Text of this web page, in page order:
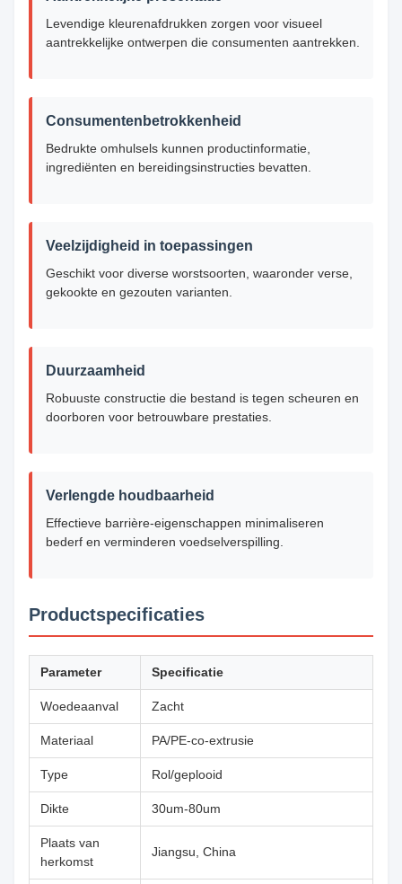
Levendige kleurenafdrukken zorgen voor visueel
aantrekkelijke ontwerpen die consumenten aantrekken.
Consumentenbetrokkenheid
Bedrukte omhulsels kunnen productinformatie,
ingrediënten en bereidingsinstructies bevatten.
Veelzijdigheid in toepassingen
Geschikt voor diverse worstsoorten, waaronder verse,
gekookte en gezouten varianten.
Duurzaamheid
Robuuste constructie die bestand is tegen scheuren en
doorboren voor betrouwbare prestaties.
Verlengde houdbaarheid
Effectieve barrière-eigenschappen minimaliseren
bederf en verminderen voedselverspilling.
Productspecificaties
Parameter Specificatie
Woedeaanval Zacht
Materiaal PA/PE-co-extrusie
Type Rol/geplooid
Dikte 30um-80um
Plaats van
herkomst
Jiangsu, China